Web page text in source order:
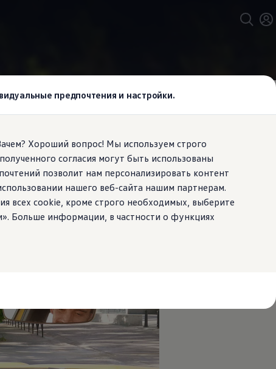
предпочтения и настройки.
Хороший вопрос! Мы используем строго
согласия могут быть использованы
позволит нам персонализировать контент
нашего веб-сайта нашим партнерам.
всех cookie, кроме строго необходимых, выберите
Больше информации, в частности о функциях